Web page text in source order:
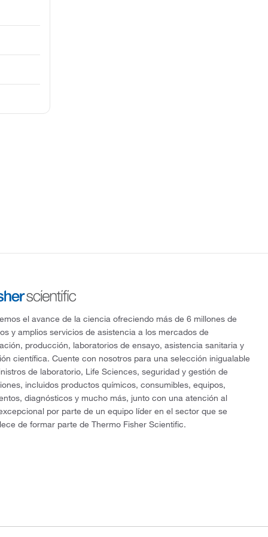
el avance de la ciencia ofreciendo más de 6 millones de
y amplios servicios de asistencia a los mercados de
producción, laboratorios de ensayo, asistencia sanitaria y
científica. Cuente con nosotros para una selección inigualable
de laboratorio, Life Sciences, seguridad y gestión de
incluidos productos químicos, consumibles, equipos,
diagnósticos y mucho más, junto con una atención al
por parte de un equipo líder en el sector que se
de formar parte de Thermo Fisher Scientific.